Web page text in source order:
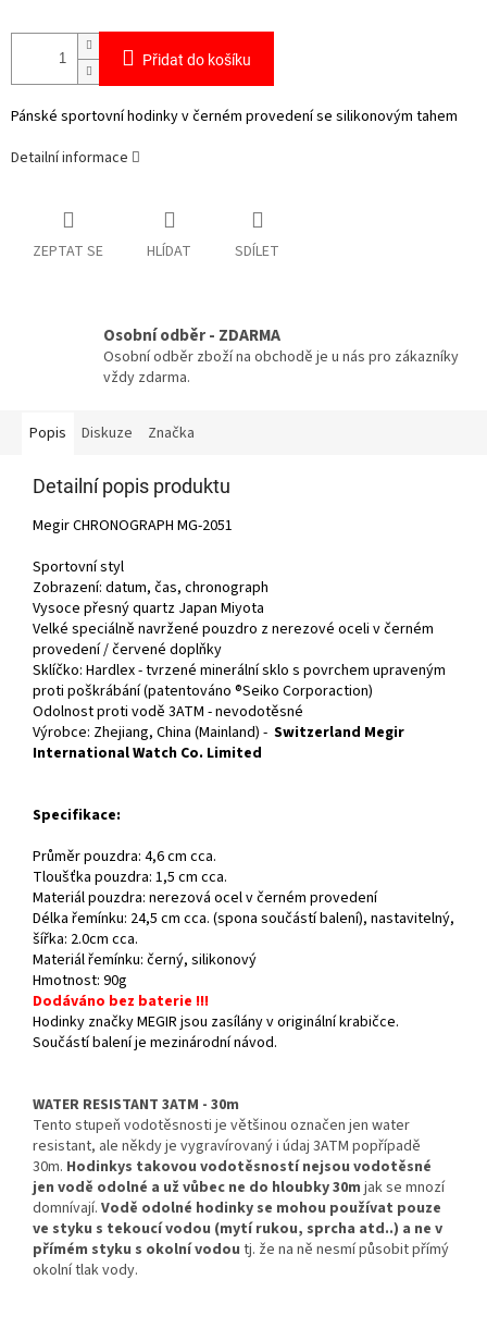
Přidat do košíku
Pánské sportovní hodinky v černém provedení se silikonovým tahem
Detailní informace
ZEPTAT SE HLÍDAT SDÍLET
Osobní odběr - ZDARMA
Osobní odběr zboží na obchodě je u nás pro zákazníky
vždy zdarma.
Popis Diskuze Značka
Detailní popis produktu
Megir CHRONOGRAPH MG-2051
Sportovní styl
Zobrazení: datum, čas, chronograph
Vysoce přesný quartz Japan Miyota
Velké speciálně navržené pouzdro z nerezové oceli v černém
provedení / červené doplňky
Sklíčko: Hardlex - tvrzené minerální sklo s povrchem upraveným
proti poškrábání (patentováno ®Seiko Corporaction)
Odolnost proti vodě 3ATM - nevodotěsné
Výrobce: Zhejiang, China (Mainland) - Switzerland Megir
International Watch Co. Limited
Specifikace:
Průměr pouzdra: 4,6 cm cca.
Tloušťka pouzdra: 1,5 cm cca.
Materiál pouzdra: nerezová ocel v černém provedení
Délka řemínku: 24,5 cm cca. (spona součástí balení), nastavitelný,
šířka: 2.0cm cca.
Materiál řemínku: černý, silikonový
Hmotnost: 90g
Dodáváno bez baterie !!!
Hodinky značky MEGIR jsou zasílány v originální krabičce.
Součástí balení je mezinárodní návod.
WATER RESISTANT 3ATM - 30m
Tento stupeň vodotěsnosti je většinou označen jen water
resistant, ale někdy je vygravírovaný i údaj 3ATM popřípadě
30m. Hodinkys takovou vodotěsností nejsou vodotěsné
jen vodě odolné a už vůbec ne do hloubky 30m jak se mnozí
domnívají. Vodě odolné hodinky se mohou používat pouze
ve styku s tekoucí vodou (mytí rukou, sprcha atd..) a ne v
přímém styku s okolní vodou tj. že na ně nesmí působit přímý
okolní tlak vody.